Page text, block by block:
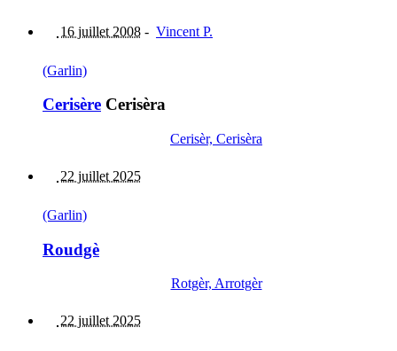
16 juillet 2008 - Vincent P.
(Garlin)
Cerisère Cerisèra
Cerisèr, Cerisèra
22 juillet 2025
(Garlin)
Roudgè
Rotgèr, Arrotgèr
22 juillet 2025